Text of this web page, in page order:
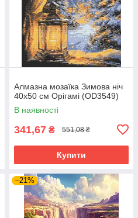
Алмазна мозаїка Зимова ніч
40x50 см Орігамі (OD3549)
В наявності
341,67 ₴ 551,08 ₴
Купити
–21%